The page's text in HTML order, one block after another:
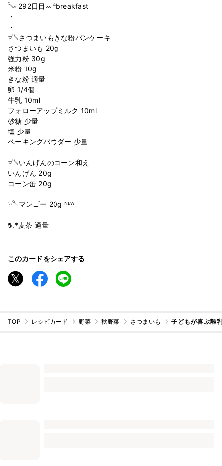
𓌈˒˒ 292日目ꕀ꙳breakfast
・
・
𓎻𓌈さつまいもきな粉パンケーキ
さつまいも 20g
強力粉 30g
米粉 10g
きな粉 適量
卵 1/4個
牛乳 10ml
フォローアップミルク 10ml
砂糖 少量
塩 少量
ベーキングパウダー 少量
𓎻𓌈いんげんのコーン和え
いんげん 20g
コーン缶 20g
𓎻𓌈マンゴー 20g ᴺᴱᵂ
𖠚.*麦茶 適量
このカードをシェアする
TOP レシピカード 野菜 秋野菜 さつまいも 子どもが喜ぶ離